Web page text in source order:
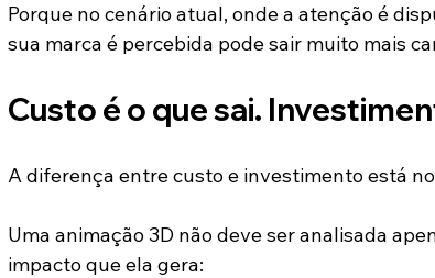
Porque no cenário atual, onde a atenção é
sua marca é percebida pode sair muito mais
Custo é o que sai.
A diferença entre custo e investimento está
Uma animação 3D não deve ser analisada
impacto que ela gera: